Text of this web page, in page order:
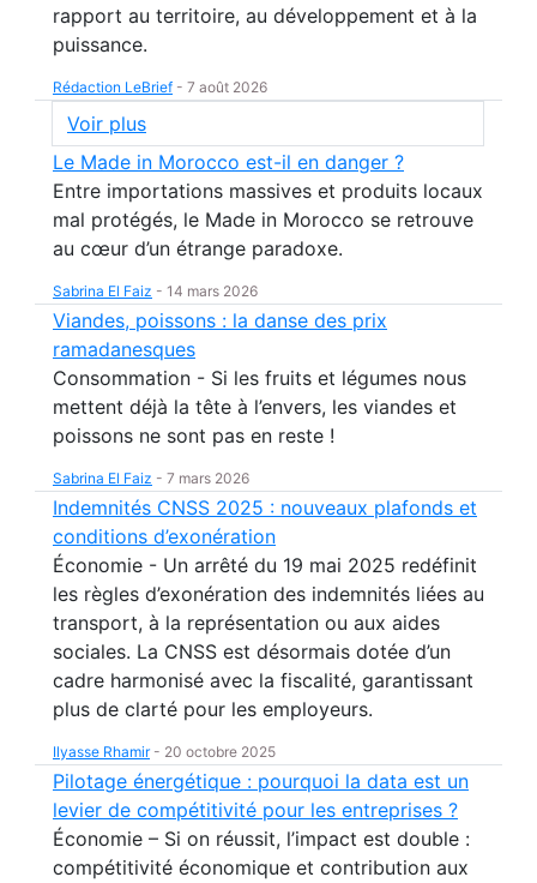
rapport au territoire, au développement et à la
puissance.
Rédaction LeBrief - 7 août 2026
Voir plus
Le Made in Morocco est-il en danger ?
Entre importations massives et produits locaux
mal protégés, le Made in Morocco se retrouve
au cœur d’un étrange paradoxe.
Sabrina El Faiz - 14 mars 2026
Viandes, poissons : la danse des prix
ramadanesques
Consommation - Si les fruits et légumes nous
mettent déjà la tête à l’envers, les viandes et
poissons ne sont pas en reste !
Sabrina El Faiz - 7 mars 2026
Indemnités CNSS 2025 : nouveaux plafonds et
conditions d’exonération
Économie - Un arrêté du 19 mai 2025 redéfinit
les règles d’exonération des indemnités liées au
transport, à la représentation ou aux aides
sociales. La CNSS est désormais dotée d’un
cadre harmonisé avec la fiscalité, garantissant
plus de clarté pour les employeurs.
Ilyasse Rhamir- 20 octobre 2025
Pilotage énergétique : pourquoi la data est un
levier de compétitivité pour les entreprises ?
Économie – Si on réussit, l’impact est double :
compétitivité économique et contribution aux